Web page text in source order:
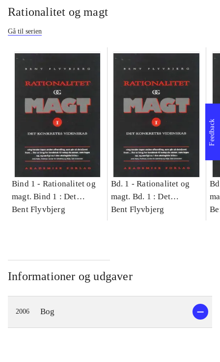
Rationalitet og magt
Gå til serien
Bind 1 - Rationalitet og
magt. Bind 1 : Det
konkretes videnskab
Bent Flyvbjerg
Bd. 1 -Rationalitet og
magt. Bd. 1 : Det
konkretes videnskab
Bent Flyvbjerg
Informationer og udgaver
2006 Bog
Feedback